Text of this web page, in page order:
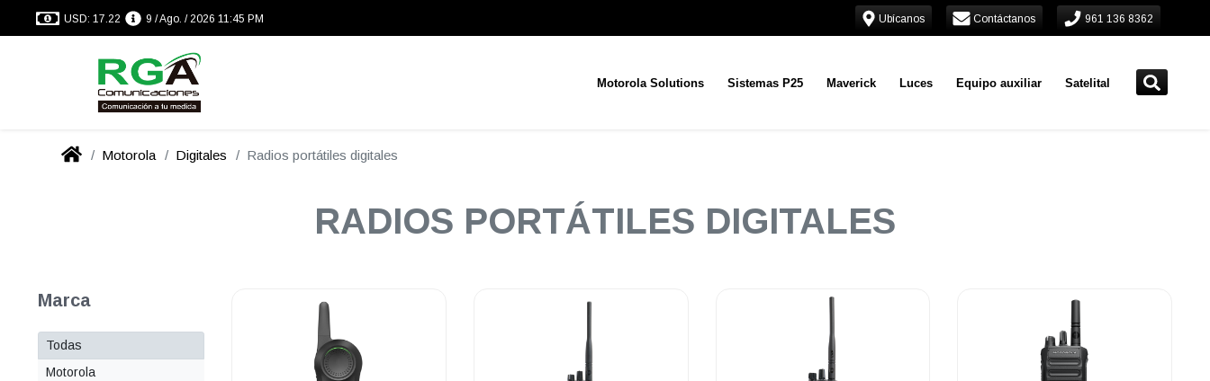
USD: 17.22 9 / Ago. / 2026 11:45 PM Ubícanos Contáctanos 961 136 8362
Motorola Solutions Sistemas P25 Maverick Luces Equipo auxiliar Satelital
Motorola Digitales Radios portátiles digitales
RADIOS PORTÁTILES DIGITALES
Marca
Todas
Motorola